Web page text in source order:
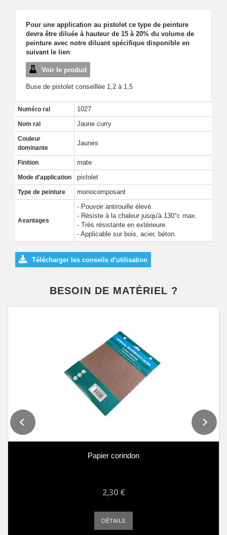
Pour une application au pistolet ce type de peinture
devra être diluée à hauteur de 15 à 20% du volume de
peinture avec notre diluant spécifique disponible en
suivant le lien:
Voir le produit
Buse de pistolet conseillée 1,2 à 1,5
Numéro ral 1027
Nom ral Jaune curry
Couleur
dominante
Jaunes
Finition mate
Mode d'application pistolet
Type de peinture monocomposant
Avantages
- Pouvoir antirouille élevé.
- Résiste à la chaleur jusqu'à 130°c max.
- Très résistante en extérieure.
- Applicable sur bois, acier, béton.
Télécharger les conseils d'utilisation
BESOIN DE MATÉRIEL ?
Papier corindon
2,30 €
DÉTAILS